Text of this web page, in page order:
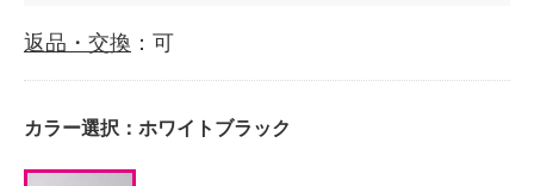
返品・交換 ：可
カラー選択： ホワイトブラック